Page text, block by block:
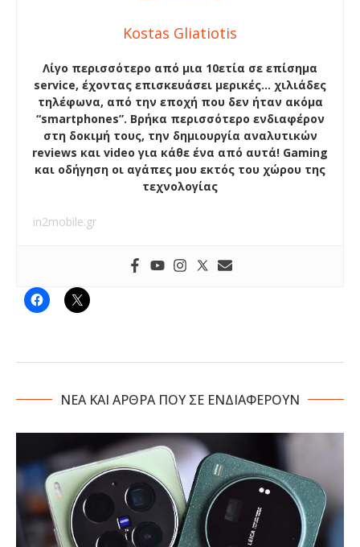
Kostas Gliatiotis
Λίγο περισσότερο από μια 10ετία σε επίσημα
service, έχοντας επισκευάσει μερικές… χιλιάδες
τηλέφωνα, από την εποχή που δεν ήταν ακόμα
“smartphones”. Βρήκα περισσότερο ενδιαφέρον
στη δοκιμή τους, την δημιουργία αναλυτικών
reviews και video για κάθε ένα από αυτά! Gaming
και οδήγηση οι αγάπες μου εκτός του χώρου της
τεχνολογίας
in2mobile.gr
NΕΑ ΚΑΙ ΑΡΘΡΑ ΠΟΥ ΣΕ ΕΝΔΙΑΦΕΡΟΥΝ